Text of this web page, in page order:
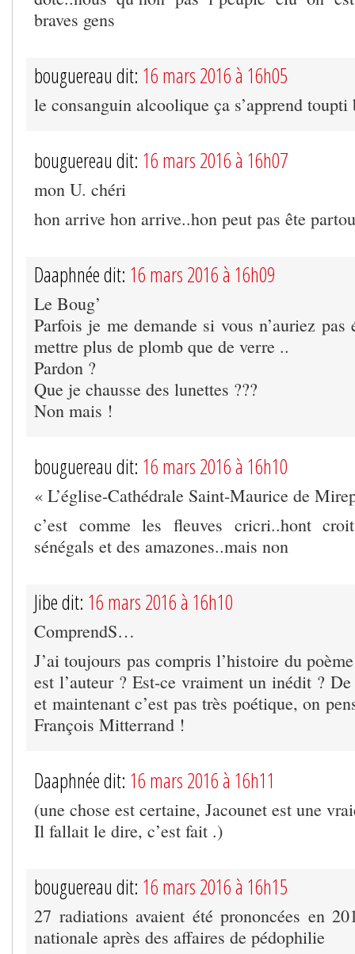
braves gens
bouguereau dit: 16 mars 2016 à 16h05
le consanguin alcoolique ça s’apprend toupti
bouguereau dit: 16 mars 2016 à 16h07
mon U. chéri
hon arrive hon arrive..hon peut pas ête
Daaphnée dit: 16 mars 2016 à 16h09
Le Boug’
Parfois je me demande si vous n’auriez pas
mettre plus de plomb que de verre ..
Pardon ?
Que je chausse des lunettes ???
Non mais !
bouguereau dit: 16 mars 2016 à 16h10
« L’église-Cathédrale Saint-Maurice de
c’est comme les fleuves cricri..hont
sénégals et des amazones..mais non
Jibe dit: 16 mars 2016 à 16h10
ComprendS…
J’ai toujours pas compris l’histoire du
est l’auteur ? Est-ce vraiment un inédit ?
et maintenant c’est pas très poétique, on
François Mitterrand !
Daaphnée dit: 16 mars 2016 à 16h11
(une chose est certaine, Jacounet est une
Il fallait le dire, c’est fait .)
bouguereau dit: 16 mars 2016 à 16h15
27 radiations avaient été prononcées en
nationale après des affaires de pédophilie